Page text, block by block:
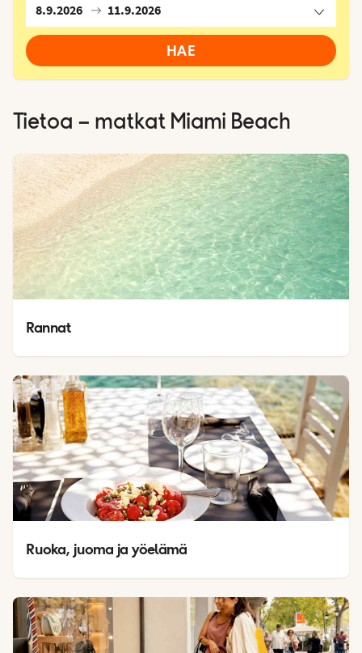
8.9.2026 11.9.2026
HAE
Tietoa – matkat Miami Beach
Rannat
Ruoka, juoma ja yöelämä